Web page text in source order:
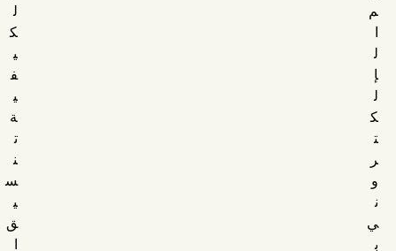
م
ا
ل
إ
ل
ك
ت
ر
و
ن
ي
ب
ل
ك
ي
ف
ي
ة
ت
ن
س
ي
ق
ا